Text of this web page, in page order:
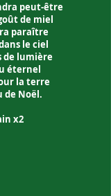
peut-être
de miel
paraître
le ciel
de lumière
éternel
la terre
de Noël.
x2